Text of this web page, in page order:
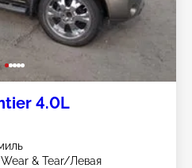
4.0L
& Tear/Левая